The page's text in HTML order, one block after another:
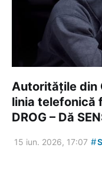
Autoritățile din
linia telefonică
DROG – Dă
15 iun. 2026, 17:07 #